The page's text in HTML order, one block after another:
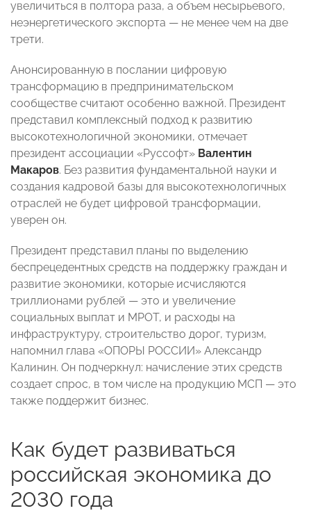
увеличиться в полтора раза, а объем несырьевого,
неэнергетического экспорта — не менее чем на две
трети.
Анонсированную в послании цифровую
трансформацию в предпринимательском
сообществе считают особенно важной. Президент
представил комплексный подход к развитию
высокотехнологичной экономики, отмечает
президент ассоциации «Руссофт» Валентин
Макаров. Без развития фундаментальной науки и
создания кадровой базы для высокотехнологичных
отраслей не будет цифровой трансформации,
уверен он.
Президент представил планы по выделению
беспрецедентных средств на поддержку граждан и
развитие экономики, которые исчисляются
триллионами рублей — это и увеличение
социальных выплат и МРОТ, и расходы на
инфраструктуру, строительство дорог, туризм,
напомнил глава «ОПОРЫ РОССИИ» Александр
Калинин. Он подчеркнул: начисление этих средств
создает спрос, в том числе на продукцию МСП — это
также поддержит бизнес.
Как будет развиваться
российская экономика до
2030 года